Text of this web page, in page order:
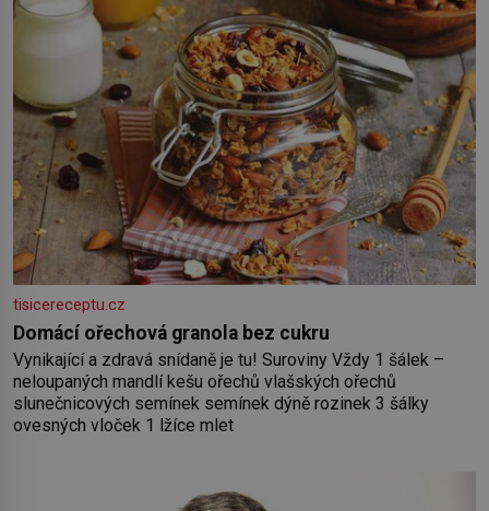
tisicereceptu.cz
Domácí ořechová granola bez cukru
Vynikající a zdravá snídaně je tu! Suroviny Vždy 1 šálek –
neloupaných mandlí kešu ořechů vlašských ořechů
slunečnicových semínek semínek dýně rozinek 3 šálky
ovesných vloček 1 lžíce mlet